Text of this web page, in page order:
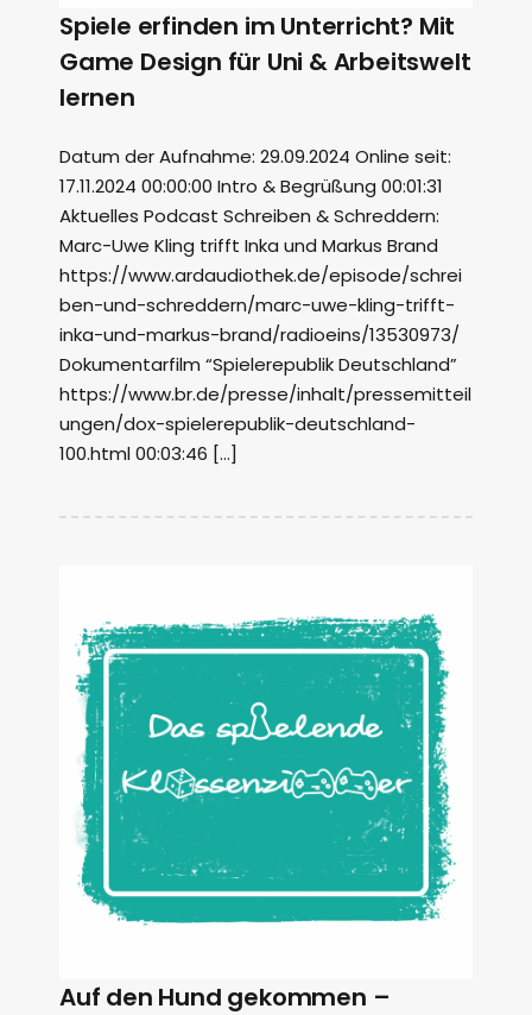
Spiele erfinden im Unterricht? Mit
Game Design für Uni & Arbeitswelt
lernen
Datum der Aufnahme: 29.09.2024 Online seit:
17.11.2024 00:00:00 Intro & Begrüßung 00:01:31
Aktuelles Podcast Schreiben & Schreddern:
Marc-Uwe Kling trifft Inka und Markus Brand
https://www.ardaudiothek.de/episode/schrei
ben-und-schreddern/marc-uwe-kling-trifft-
inka-und-markus-brand/radioeins/13530973/
Dokumentarfilm “Spielerepublik Deutschland”
https://www.br.de/presse/inhalt/pressemitteil
ungen/dox-spielerepublik-deutschland-
100.html 00:03:46 […]
Auf den Hund gekommen –